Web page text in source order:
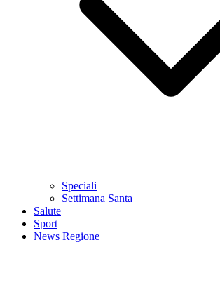
Speciali
Settimana Santa
Salute
Sport
News Regione